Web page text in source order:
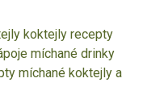
koktejly recepty
míchané drinky
míchané koktejly a